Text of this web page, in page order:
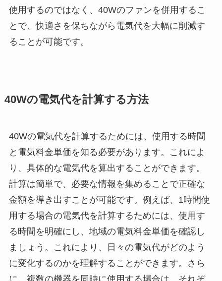
使用するのではなく、40Wのファンを併用するこ
とで、快適さを保ちながら電気代を大幅に削減す
ることが可能です。
40Wの電気代を計算する方法
40Wの電気代を計算するためには、使用する時間
と電気料金単価を知る必要があります。これによ
り、具体的な電気代を算出することができます。
計算は簡単で、必要な情報を集めることで正確な
金額を導き出すことが可能です。例えば、1時間使
用する場合の電気代を計算するためには、使用す
る時間を明確にし、地域の電気料金単価を確認し
ましょう。これにより、日々の電気代がどのよう
に変化するのかを理解することができます。さら